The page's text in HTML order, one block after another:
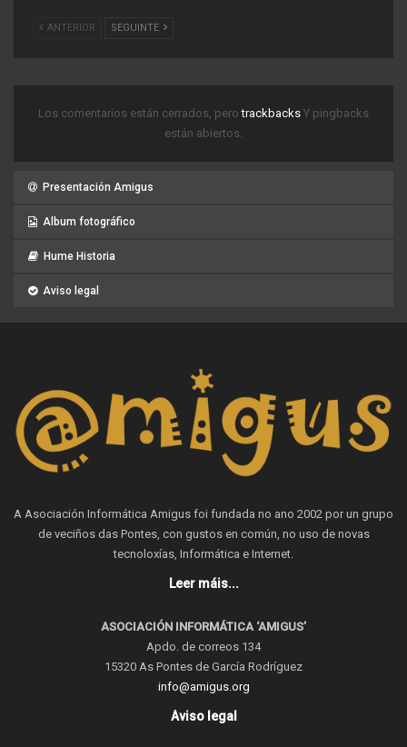
ANTERIOR SEGUINTE
Los comentarios están cerrados, perotrackbacks Y pingbacks
están abiertos.
Presentación Amigus
Album fotográfico
Hume Historia
Aviso legal
A Asociación Informática Amigus foi fundada no ano 2002 por un grupo
de veciños das Pontes, con gustos en común, no uso de novas
tecnoloxías, Informática e Internet.
Leer máis...
ASOCIACIÓN INFORMÁTICA ‘AMIGUS’
Apdo. de correos 134
15320 As Pontes de García Rodríguez
info@amigus.org
Aviso legal